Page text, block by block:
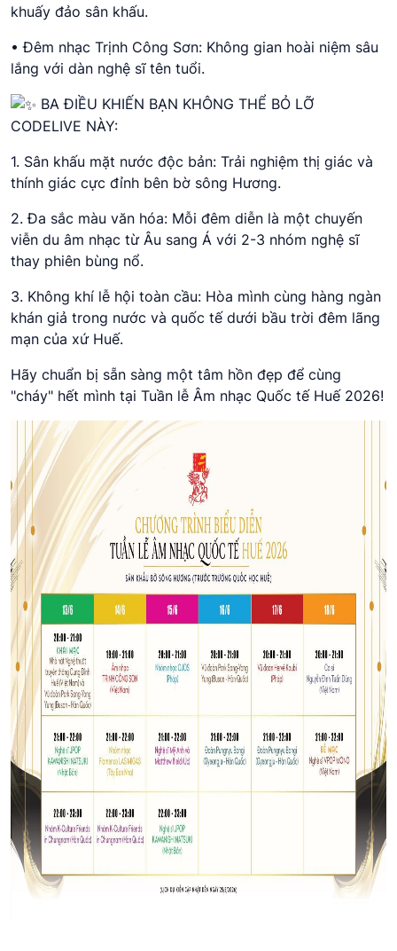
khuấy đảo sân khấu.
• Đêm nhạc Trịnh Công Sơn: Không gian hoài niệm sâu
lắng với dàn nghệ sĩ tên tuổi.
BA ĐIỀU KHIẾN BẠN KHÔNG THỂ BỎ LỠ
CODELIVE NÀY:
1. Sân khấu mặt nước độc bản: Trải nghiệm thị giác và
thính giác cực đỉnh bên bờ sông Hương.
2. Đa sắc màu văn hóa: Mỗi đêm diễn là một chuyến
viễn du âm nhạc từ Âu sang Á với 2-3 nhóm nghệ sĩ
thay phiên bùng nổ.
3. Không khí lễ hội toàn cầu: Hòa mình cùng hàng ngàn
khán giả trong nước và quốc tế dưới bầu trời đêm lãng
mạn của xứ Huế.
Hãy chuẩn bị sẵn sàng một tâm hồn đẹp để cùng
"cháy" hết mình tại Tuần lễ Âm nhạc Quốc tế Huế 2026!